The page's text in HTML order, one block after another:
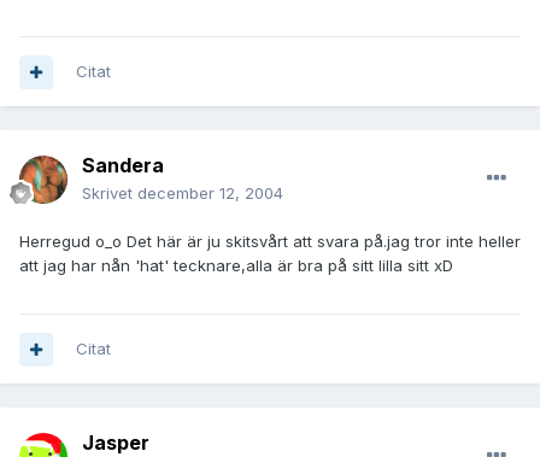
Citat
Sandera
Skrivet december 12, 2004
Herregud o_o Det här är ju skitsvårt att svara på.jag tror inte heller
att jag har nån 'hat' tecknare,alla är bra på sitt lilla sitt xD
Citat
Jasper